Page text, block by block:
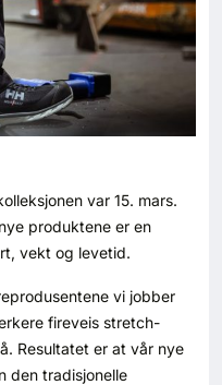
var 15. mars.
produktene er en
vekt og levetid.
vi jobber
fireveis stretch-
Resultatet er at vår nye
den tradisjonelle